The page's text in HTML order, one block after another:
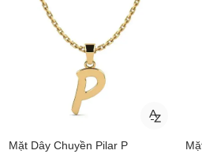
Mặt Dây Chuyền Pilar P